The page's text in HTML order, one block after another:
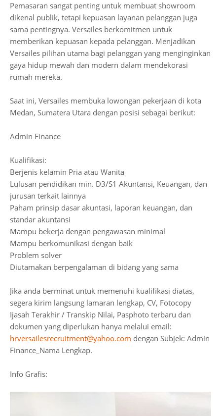
Pemasaran sangat penting untuk membuat showroom
dikenal publik, tetapi kepuasan layanan pelanggan juga
sama pentingnya. Versailes berkomitmen untuk
memberikan kepuasan kepada pelanggan. Menjadikan
Versailes pilihan utama bagi pelanggan yang menginginkan
gaya hidup mewah dan modern dalam mendekorasi
rumah mereka.
Saat ini, Versailes membuka lowongan pekerjaan di kota
Medan, Sumatera Utara dengan posisi sebagai berikut:
Admin Finance
Kualifikasi:
Berjenis kelamin Pria atau Wanita
Lulusan pendidikan min. D3/S1 Akuntansi, Keuangan, dan
jurusan terkait lainnya
Paham prinsip dasar akuntasi, laporan keuangan, dan
standar akuntansi
Mampu bekerja dengan pengawasan minimal
Mampu berkomunikasi dengan baik
Problem solver
Diutamakan berpengalaman di bidang yang sama
Jika anda berminat untuk memenuhi kualifikasi diatas,
segera kirim langsung lamaran lengkap, CV, Fotocopy
Ijasah Terakhir / Transkip Nilai, Pasphoto terbaru dan
dokumen yang diperlukan hanya melalui email:
hrversailesrecruitment@yahoo.com dengan Subjek: Admin
Finance_Nama Lengkap.
Info Grafis: